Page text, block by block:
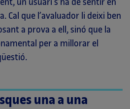
un usuari s’ha de sentir en
Cal que l’avaluador li deixi ben
a prova a ell, sinó que la
per a millorar el
una a una